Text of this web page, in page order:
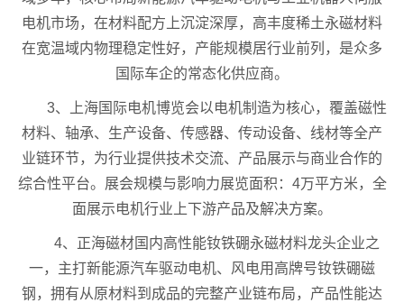
电机市场，在材料配方上沉淀深厚，高丰度稀土永磁材料
在宽温域内物理稳定性好，产能规模居行业前列，是众多
国际车企的常态化供应商。
3、上海国际电机博览会以电机制造为核心，覆盖磁性
材料、轴承、生产设备、传感器、传动设备、线材等全产
业链环节，为行业提供技术交流、产品展示与商业合作的
综合性平台。展会规模与影响力展览面积：4万平方米，全
面展示电机行业上下游产品及解决方案。
4、正海磁材国内高性能钕铁硼永磁材料龙头企业之
一，主打新能源汽车驱动电机、风电用高牌号钕铁硼磁
钢，拥有从原材料到成品的完整产业链布局，产品性能达